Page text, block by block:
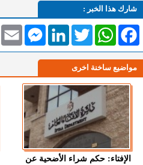
شارك هذا الخبر :
Email
MessengerLinkedInTwitterWhatsAppFacebook
مواضيع ساخنة اخرى
الإفتاء: حكم شراء الأضحية عن